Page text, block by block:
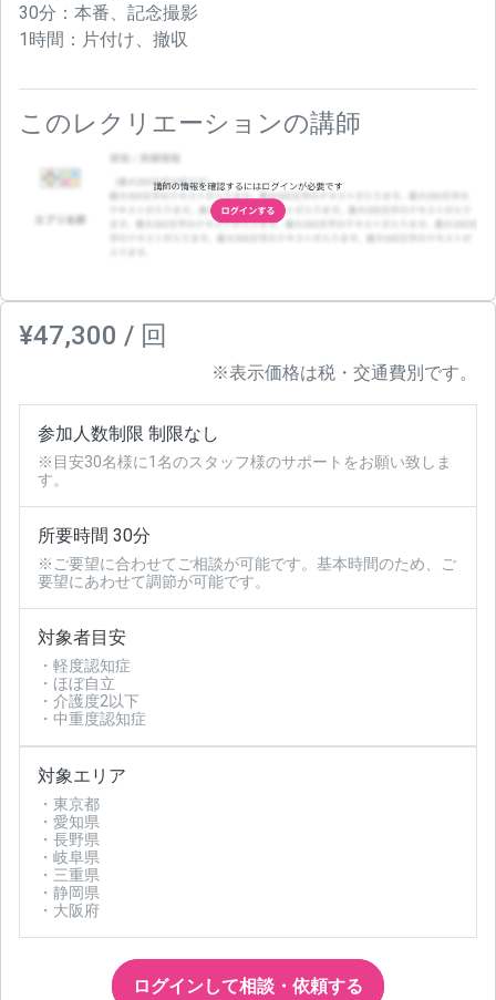
30分：本番、記念撮影
1時間：片付け、撤収
このレクリエーションの講師
¥47,300 / 回
※表示価格は税・交通費別です。
参加人数制限 制限なし
※目安30名様に1名のスタッフ様のサポートをお願い致しま
す。
所要時間 30分
※ご要望に合わせてご相談が可能です。基本時間のため、ご
要望にあわせて調節が可能です。
対象者目安
・軽度認知症
・ほぼ自立
・介護度2以下
・中重度認知症
対象エリア
・東京都
・愛知県
・長野県
・岐阜県
・三重県
・静岡県
・大阪府
ログインして相談・依頼する